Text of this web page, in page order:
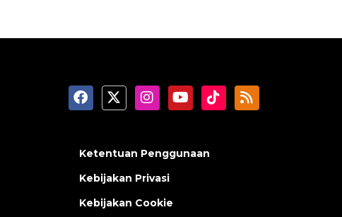
Ketentuan Penggunaan
Kebijakan Privasi
Kebijakan Cookie